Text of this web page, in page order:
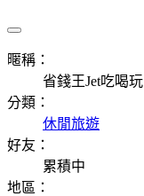
暱稱：
省錢王Jet吃喝玩
分類：
休閒旅遊
好友：
累積中
地區：